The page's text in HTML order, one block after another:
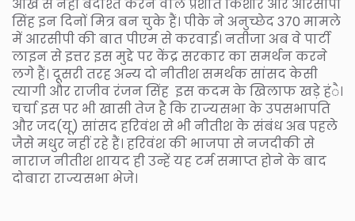
आंख से नहीं बर्दाश्त करने वाले प्रशांत किशोर और आरसीपी
सिंह इन दिनों मित्र बन चुके हैं। पीके ने अनुच्छेद 370 मामले
में आरसीपी की बात पीएम से करवाई। नतीजा अब वे पार्टी
लाइन से इत्तर इस मुद्दे पर केंद्र सरकार का समर्थन करने
लगे हैं। दूसरी तरह अन्य दो नीतीश समर्थक सांसद केसी
त्यागी और राजीव रंजन सिंह इस कदम के खिलाफ खड़े हंै।
चर्चा इस पर भी खासी तेज है कि राज्यसभा के उपसभापति
और जद(यू) सांसद हरिवंश से भी नीतीश के संबंध अब पहले
जैसे मधुर नहीं रहे हैं। हरिवंश की भाजपा से नजदीकी से
नाराज नीतीश शायद ही उन्हें यह टर्म समाप्त होने के बाद
दोबारा राज्यसभा भेजे।